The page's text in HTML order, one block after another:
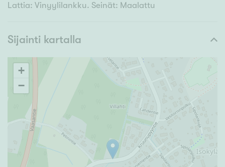
Lattia: Vinyylilankku. Seinät: Maalattu
Sijainti kartalla
+
−